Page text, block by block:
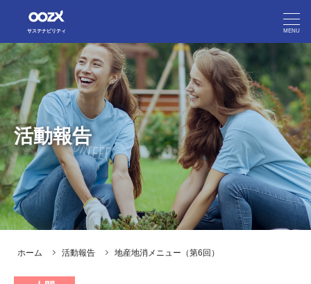
サステナビリティ
フジオーゼックスのマテリアリティ
People（人間）
Prosperity（繁栄）
Planet（地球）
活動報告
企業サイト
MENU
活動報告
ホーム 活動報告 地産地消メニュー（第6回）
フジオーゼックスのマテリアリティ
People（人間）
Prosperity（繁栄）
Planet（地球）
活動報告